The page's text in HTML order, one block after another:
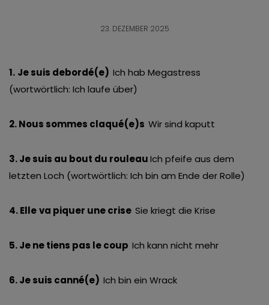
23. DEZEMBER 2025
1. Je suis debordé(e) Ich hab Megastress
(wortwörtlich: Ich laufe über)
2. Nous sommes claqué(e)s Wir sind kaputt
3. Je suis au bout du rouleauIch pfeife aus dem
letzten Loch (wortwörtlich: Ich bin am Ende der Rolle)
4. Elleva piquer une crise Sie kriegt die Krise
5. Je ne tiens pas le coup Ich kann nicht mehr
6. Je suis canné(e) Ich bin ein Wrack